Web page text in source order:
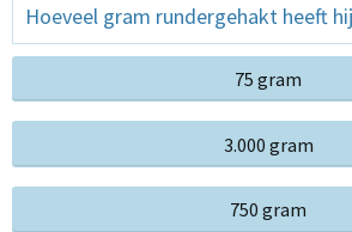
Hoeveel gram rundergehakt heeft
75 gram
3.000 gram
750 gram